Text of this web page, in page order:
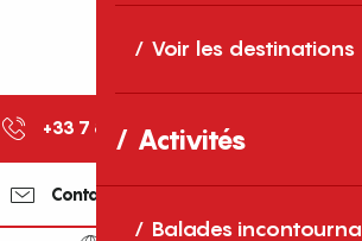
Voir les destinations
Activités
Balades
+33 7 83 85 18 ▒▒
Contactez-nous